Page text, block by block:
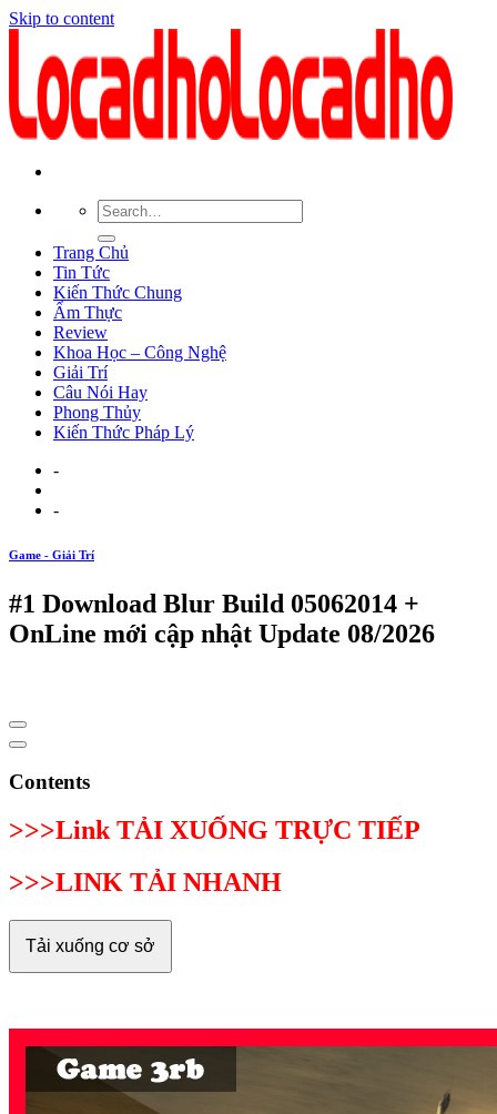
Skip to content
Trang Chủ
Tin Tức
Kiến Thức Chung
Ẩm Thực
Review
Khoa Học – Công Nghệ
Giải Trí
Câu Nói Hay
Phong Thủy
Kiến Thức Pháp Lý
-
-
Game - Giải Trí
#1 Download Blur Build 05062014 +
OnLine mới cập nhật Update 08/2026
Contents
>>>Link TẢI XUỐNG TRỰC TIẾP
>>>LINK TẢI NHANH
Tải xuống cơ sở